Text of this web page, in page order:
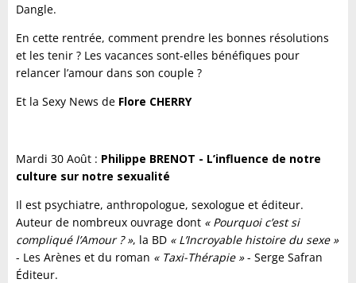
Dangle.
En cette rentrée, comment prendre les bonnes résolutions
et les tenir ? Les vacances sont-elles bénéfiques pour
relancer l’amour dans son couple ?
Et la Sexy News de Flore CHERRY
Mardi 30 Août : Philippe BRENOT - L’influence de notre
culture sur notre sexualité
Il est psychiatre, anthropologue, sexologue et éditeur.
Auteur de nombreux ouvrage dont « Pourquoi c’est si
compliqué l’Amour ? », la BD « L’Incroyable histoire du sexe »
- Les Arènes et du roman « Taxi-Thérapie »- Serge Safran
Éditeur.